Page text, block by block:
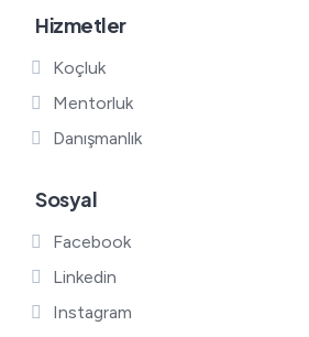
Hizmetler
Koçluk
Mentorluk
Danışmanlık
Sosyal
Facebook
Linkedin
Instagram